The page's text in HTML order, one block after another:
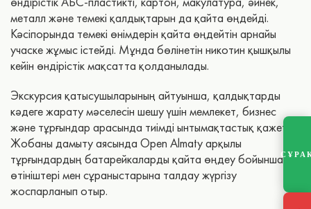
металл және темекі қалдықтарын да қайта өңдейді.
Кәсіпорында темекі өнімдерін қайта өңдейтін арнайы
учаске жұмыс істейді. Мұнда бөлінетін никотин қышқылы
кейін өндірістік мақсатта қолданылады.
Экскурсия қатысушыларының айтуынша, қалдықтарды
кәдеге жарату мәселесін шешу үшін мемлекет, бизнес
және тұрғындар арасында тиімді ынтымақтастық қажет.
Жобаны дамыту аясында Open Almaty арқылы
тұрғындардың батарейкаларды қайта өңдеу бойынша
өтініштері мен сұраныстарына талдау жүргізу
жоспарланып отыр.